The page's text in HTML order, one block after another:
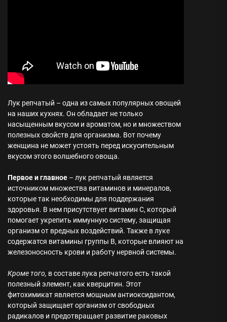
Лук репчатый – одна из самых популярных овощей
на наших кухнях. Он обладает не только
насыщенным вкусом и ароматом, но и множеством
полезных свойств для организма. Вот почему
женщина не может устоять перед искусительным
вкусом этого волшебного овоща.
Первое и главное – лук репчатый является
источником множества витаминов и минералов,
которые так необходимы для поддержания
здоровья. В нем присутствует витамин С, который
помогает укрепить иммунную систему, защищая
организм от вредных воздействий. Также в луке
содержатся витамины группы В, которые влияют на
железоносность крови и работу нервной системы.
Кроме того, в составе лука репчатого есть такой
полезный элемент, как кверцитин. Этот
фитохимикат является мощным антиоксидантом,
который защищает организм от свободных
радикалов и предотвращает развитие раковых